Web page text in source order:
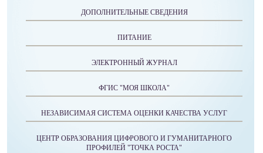
ДОПОЛНИТЕЛЬНЫЕ СВЕДЕНИЯ
ПИТАНИЕ
ЭЛЕКТРОННЫЙ ЖУРНАЛ
ФГИС "МОЯ ШКОЛА"
НЕЗАВИСИМАЯ СИСТЕМА ОЦЕНКИ КАЧЕСТВА УСЛУГ
ЦЕНТР ОБРАЗОВАНИЯ ЦИФРОВОГО И ГУМАНИТАРНОГО
ПРОФИЛЕЙ "ТОЧКА РОСТА"